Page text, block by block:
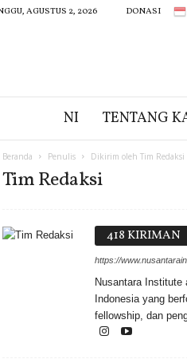
AGUSTUS 2, 2026 DONASI
NI TENTANG
Beranda Penulis Dikirim oleh Tim Redaksi
Tim Redaksi
418 KIRIMAN
https://
Nusantara Institute
Indonesia yang
fellowship, dan